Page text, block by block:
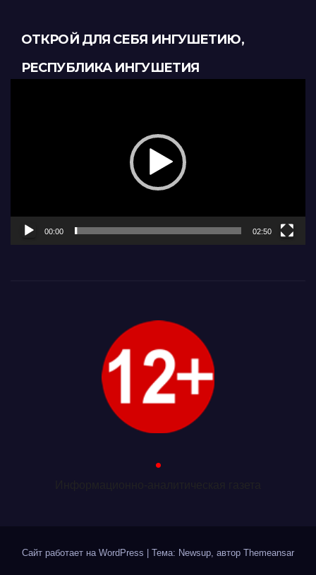
ОТКРОЙ ДЛЯ СЕБЯ ИНГУШЕТИЮ,
РЕСПУБЛИКА ИНГУШЕТИЯ
00:00 02:50
.
Сайт работает на WordPress Тема: Newsup, автор Themeansar